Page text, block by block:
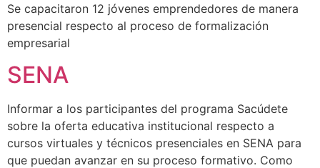
Se capacitaron 12 jóvenes emprendedores de manera
presencial respecto al proceso de formalización
empresarial
SENA
Informar a los participantes del programa Sacúdete
sobre la oferta educativa institucional respecto a
cursos virtuales y técnicos presenciales en SENA para
que puedan avanzar en su proceso formativo. Como